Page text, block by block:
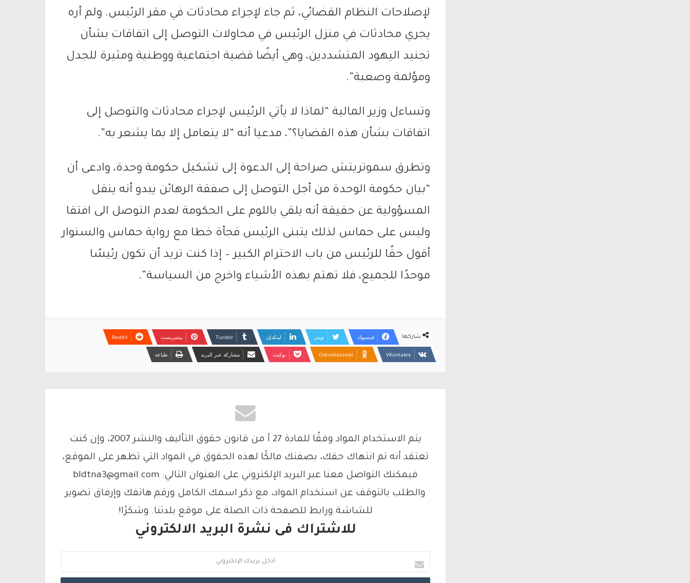
لإصلاحات النظام القضائي، ثم جاء لإجراء محادثات في مقر الرئيس. ولم أره
يجري محادثات في منزل الرئيس في محاولات التوصل إلى اتفاقات بشأن
تجنيد اليهود المتشددين، وهي أيضًا قضية اجتماعية ووطنية ومثيرة للجدل
ومؤلمة وصعبة”.
وتساءل وزير المالية “لماذا لا يأتي الرئيس لإجراء محادثات والتوصل إلى
اتفاقات بشأن هذه القضايا؟”، مدعيا أنه “لا يتعامل إلا بما يشعر به”.
وتطرق سموتريتش صراحة إلى الدعوة إلى تشكيل حكومة وحدة، وادعى أن
“بيان حكومة الوحدة من أجل التوصل إلى صفقة الرهائن يبدو أنه ينقل
المسؤولية عن حقيقة أنه يلقي باللوم على الحكومة لعدم التوصل الى افتقا
وليس على حماس لذلك يتبنى الرئيس فجأة خطا مع رواية حماس والسنوار
أقول حقًا للرئيس من باب الاحترام الكبير – إذا كنت تريد أن تكون رئيسًا
موحدًا للجميع، فلا تهتم بهذه الأشياء واخرج من السياسة”.
شاركها فيسبوك تويتر لينكدإن بينتيريست
Odnoklassniki بوكيت مشاركة عبر البريد طباعة
يتم الاستخدام المواد وفقًا للمادة 27 أ من قانون حقوق التأليف والنشر 2007، وإن كنت
تعتقد أنه تم انتهاك حقك، بصفتك مالكًا لهذه الحقوق في المواد التي تظهر على الموقع،
فيمكنك التواصل معنا عبر البريد الإلكتروني على العنوان التالي: bldtna3@gmail.com
والطلب بالتوقف عن استخدام المواد، مع ذكر اسمك الكامل ورقم هاتفك وإرفاق تصوير
للشاشة ورابط للصفحة ذات الصلة على موقع بلدتنا. وشكرًا!
للاشتراك فى نشرة البريد الالكتروني
د